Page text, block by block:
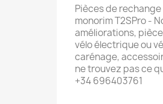
Pièces de
monorim T2SPro -
améliorations,
vélo électrique ou
carénage,
ne trouvez pas ce
+34 696403761